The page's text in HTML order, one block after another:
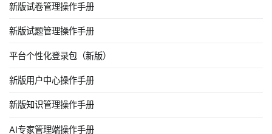
新版试卷管理操作手册
新版试题管理操作手册
平台个性化登录包（新版）
新版用户中心操作手册
新版知识管理操作手册
AI专家管理端操作手册